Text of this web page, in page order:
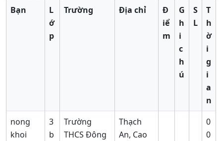
Bạn
L
ớ
p
Trường Địa chỉ
Đ
iể
m
G
h
i
c
h
ú
S
L
T
h
ờ
i
g
i
a
n
nong
khoi
3
b
Trường
THCS Đông
Thạch
An, Cao
0
0